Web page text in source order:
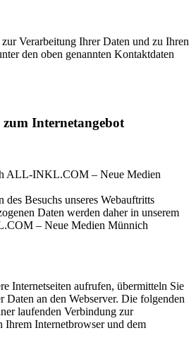
Verarbeitung Ihrer Daten und zu Ihren
den oben genannten Kontaktdaten
zum Internetangebot
ALL-INKL.COM – Neue Medien
Besuchs unseres Webauftritts
Daten werden daher in unserem
– Neue Medien Münnich
Internetseiten aufrufen, übermitteln Sie
Daten an den Webserver. Die folgenden
laufenden Verbindung zur
Internetbrowser und dem